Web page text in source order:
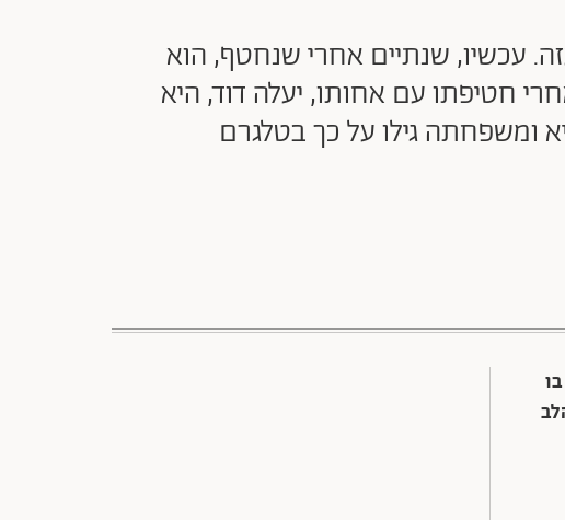
עכשיו, שנתיים אחרי שנחטף, הוא
חטיפתו עם אחותו, יעלה דוד, היא
ומשפחתה גילו על כך בטלגרם
בו
באוקטובר, הלב